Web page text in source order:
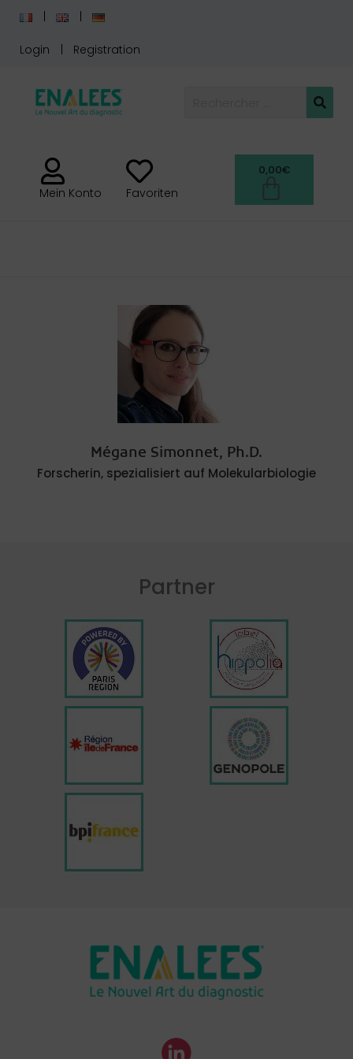
Login Registration
Mein Konto Favoriten
0,00€
Mégane Simonnet, Ph.D.
Forscherin, spezialisiert auf Molekularbiologie
Partner